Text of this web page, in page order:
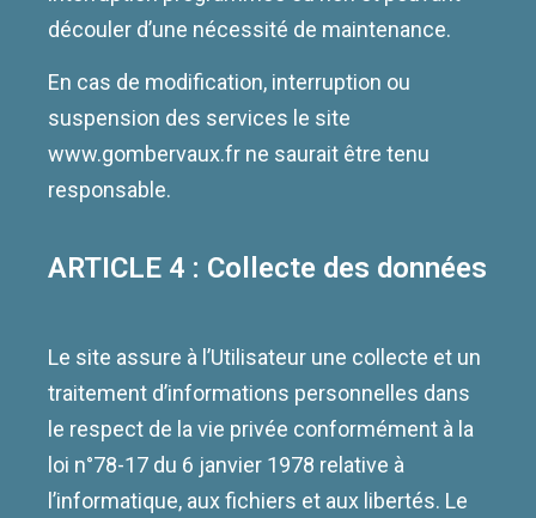
découler d’une nécessité de maintenance.
En cas de modification, interruption ou
suspension des services le site
www.gombervaux.fr ne saurait être tenu
responsable.
ARTICLE 4 : Collecte des données
Le site assure à l’Utilisateur une collecte et un
traitement d’informations personnelles dans
le respect de la vie privée conformément à la
loi n°78-17 du 6 janvier 1978 relative à
l’informatique, aux fichiers et aux libertés. Le